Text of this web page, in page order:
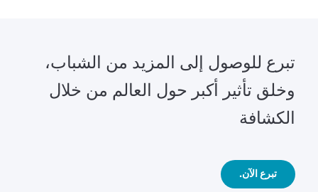
تبرع للوصول إلى المزيد من الشباب،
وخلق تأثير أكبر حول العالم من خلال
الكشافة
تبرع الآن.